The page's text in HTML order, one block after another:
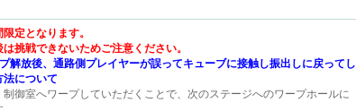
定となります。
挑戦できないためご注意ください。
解放後、通路側プレイヤーが誤ってキューブに接触し振出しに戻ってし
法について
御室へワープしていただくことで、次のステージへのワープホールに